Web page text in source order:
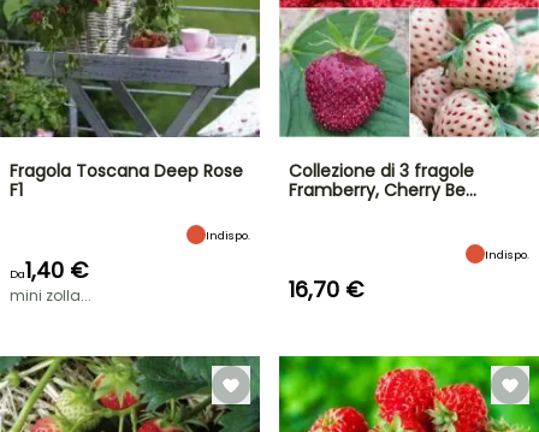
Fragola Toscana Deep Rose
F1
Indispo.
Da1,40 €
mini zolla...
Collezione di 3 fragole
Framberry, Cherry Be…
Indispo.
16,70 €